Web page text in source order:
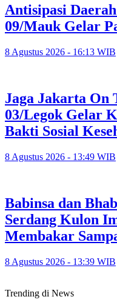
Antisipasi
09/Mauk Gelar
8 Agustus 2026 - 16:13 WIB
Jaga Jakarta On
03/Legok Gelar
Bakti Sosial
8 Agustus 2026 - 13:49 WIB
Babinsa dan
Serdang Kulon
Membakar
8 Agustus 2026 - 13:39 WIB
Trending di News